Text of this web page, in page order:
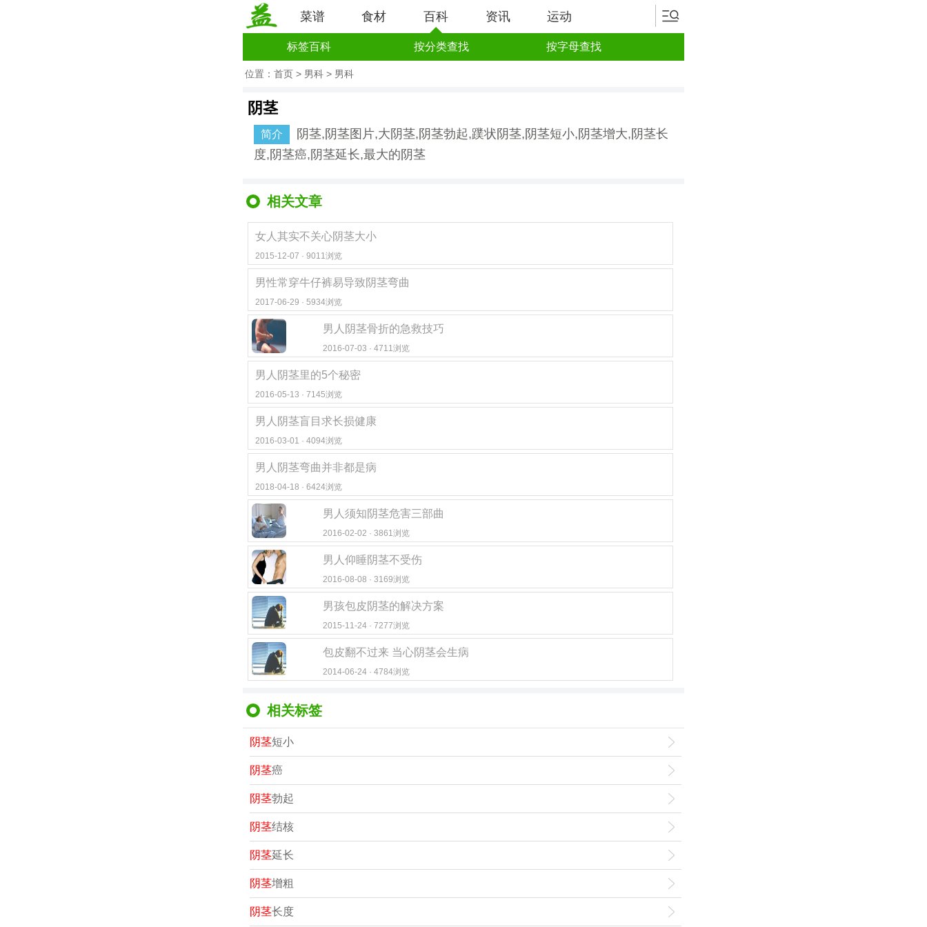
菜谱 食材 百科 资讯 运动
标签百科 按分类查找 按字母查找
位置： 首页 > 男科 > 男科
阴茎
简介
阴茎,阴茎图片,大阴茎,阴茎勃起,蹼状阴茎,阴茎短小,阴茎增大,阴茎长
度,阴茎癌,阴茎延长,最大的阴茎
相关文章
女人其实不关心阴茎大小
2015-12-07 · 9011浏览
男性常穿牛仔裤易导致阴茎弯曲
2017-06-29 · 5934浏览
男人阴茎骨折的急救技巧
2016-07-03 · 4711浏览
男人阴茎里的5个秘密
2016-05-13 · 7145浏览
男人阴茎盲目求长损健康
2016-03-01 · 4094浏览
男人阴茎弯曲并非都是病
2018-04-18 · 6424浏览
男人须知阴茎危害三部曲
2016-02-02 · 3861浏览
男人仰睡阴茎不受伤
2016-08-08 · 3169浏览
男孩包皮阴茎的解决方案
2015-11-24 · 7277浏览
包皮翻不过来 当心阴茎会生病
2014-06-24 · 4784浏览
相关标签
阴茎短小
阴茎癌
阴茎勃起
阴茎结核
阴茎延长
阴茎增粗
阴茎长度